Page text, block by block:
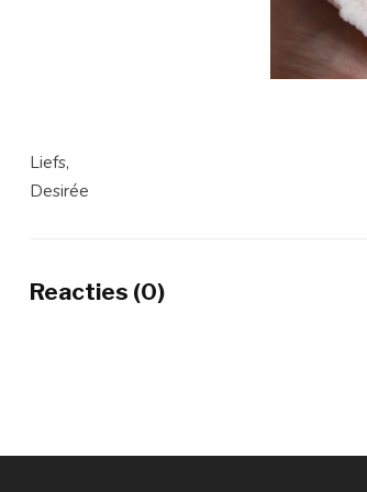
Liefs,
Desirée
Reacties (0)